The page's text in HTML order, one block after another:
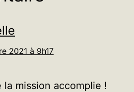
2021 à 9h17
mission accomplie !